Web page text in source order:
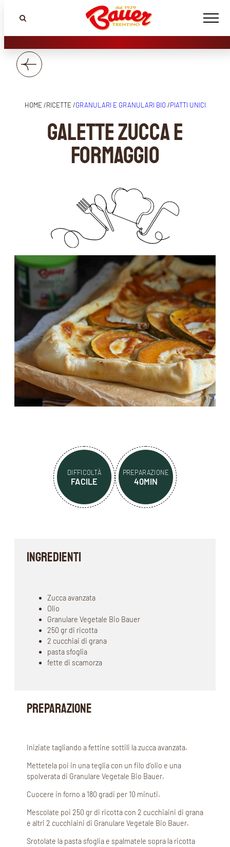
HOME /RICETTE /GRANULARI E GRANULARI BIO/PIATTI UNICI
GALETTE ZUCCA E
FORMAGGIO
DIFFICOLTÀ
FACILE
PREPARAZIONE
40MIN
INGREDIENTI
Zucca avanzata
Olio
Granulare Vegetale Bio Bauer
250 gr di ricotta
2 cucchiai di grana
pasta sfoglia
fette di scamorza
PREPARAZIONE
Iniziate tagliando a fettine sottili la zucca avanzata.
Mettetela poi in una teglia con un filo d’olio e una
spolverata di Granulare Vegetale Bio Bauer.
Cuocere in forno a 180 gradi per 10 minuti.
Mescolate poi 250 gr di ricotta con 2 cucchiaini di grana
e altri 2 cucchiaini di Granulare Vegetale Bio Bauer.
Srotolate la pasta sfoglia e spalmatele sopra la ricotta